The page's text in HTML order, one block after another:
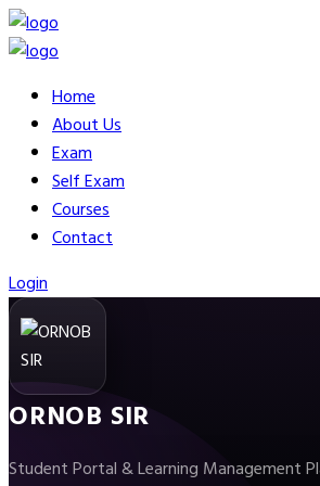
Home
About Us
Exam
Self Exam
Courses
Contact
Login
ORNOB SIR
Student Portal & Learning Management